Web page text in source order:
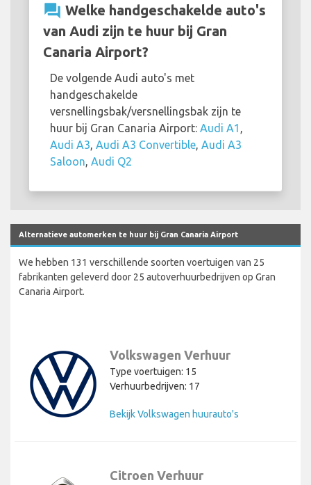
question_answer Welke handgeschakelde auto's
van Audi zijn te huur bij Gran
Canaria Airport?
De volgende Audi auto's met
handgeschakelde
versnellingsbak/versnellingsbak zijn te
huur bij Gran Canaria Airport: Audi A1
Audi A3 Audi A3 Convertible Audi A3
Saloon Audi Q2
Alternatieve automerken te huur bij Gran Canaria Airport
We hebben 131 verschillende soorten voertuigen van 25
fabrikanten geleverd door 25 autoverhuurbedrijven op Gran
Canaria Airport.
Volkswagen Verhuur
Type voertuigen: 15
Verhuurbedrijven: 17
Bekijk Volkswagen huurauto's
Citroen Verhuur